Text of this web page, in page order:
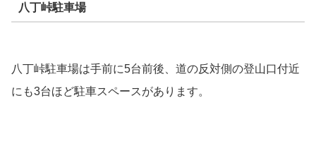
八丁峠駐車場
八丁峠駐車場は手前に5台前後、道の反対側の登山口付近
にも3台ほど駐車スペースがあります。